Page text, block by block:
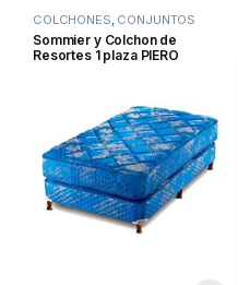
COLCHONES, CONJUNTOS
Sommier y Colchon de
Resortes 1 plaza PIERO